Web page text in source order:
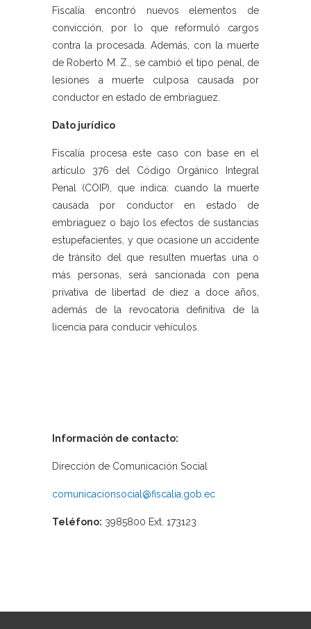
Fiscalía encontró nuevos elementos de
convicción, por lo que reformuló cargos
contra la procesada. Además, con la muerte
de Roberto M. Z., se cambió el tipo penal, de
lesiones a muerte culposa causada por
conductor en estado de embriaguez.
Dato jurídico
Fiscalía procesa este caso con base en el
artículo 376 del Código Orgánico Integral
Penal (COIP), que indica: cuando la muerte
causada por conductor en estado de
embriaguez o bajo los efectos de sustancias
estupefacientes, y que ocasione un accidente
de tránsito del que resulten muertas una o
más personas, será sancionada con pena
privativa de libertad de diez a doce años,
además de la revocatoria definitiva de la
licencia para conducir vehículos.
Información de contacto:
Dirección de Comunicación Social
comunicacionsocial@fiscalia.gob.ec
Teléfono: 3985800 Ext. 173123